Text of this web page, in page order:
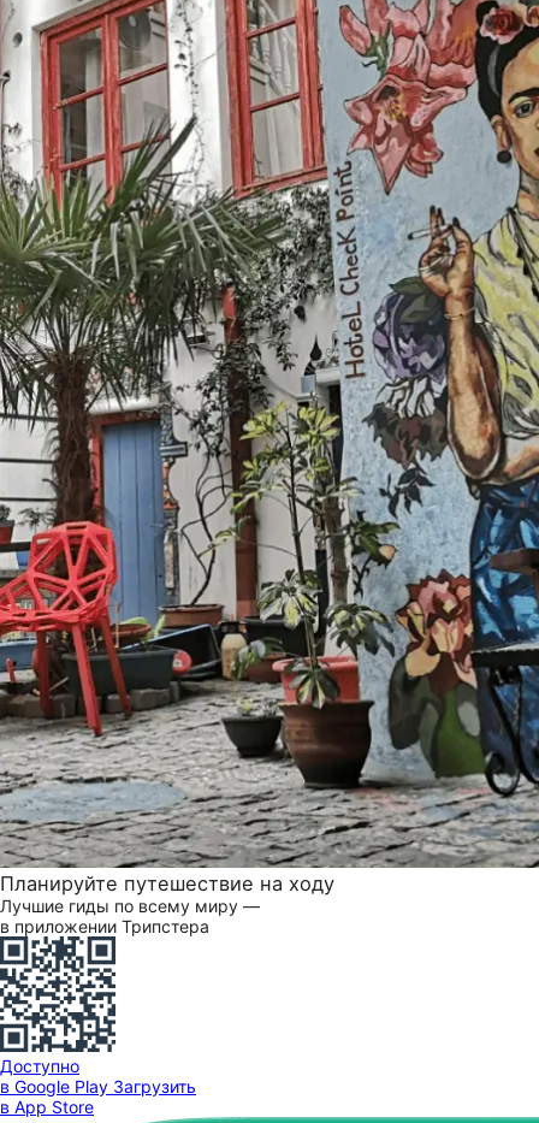
Планируйте путешествие на ходу
Лучшие гиды по всему миру —
в приложении Трипстера
Доступно
в Google Play Загрузить
в App Store